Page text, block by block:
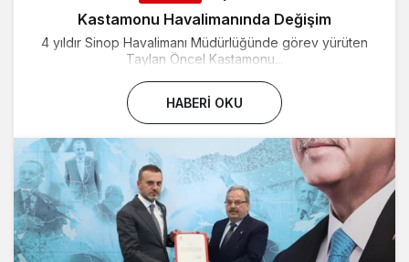
Kastamonu Havalimanında Değişim
4 yıldır Sinop Havalimanı Müdürlüğünde görev yürüten
Taylan Öncel Kastamonu...
HABERI OKU